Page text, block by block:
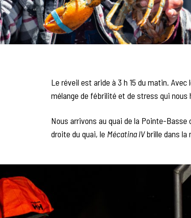
Le réveil est aride à 3 h 15 du matin.
mélange de fébrilité et de stress qui
Nous arrivons au quai de la Pointe-
droite du quai, le Mécatina IVbrille dans la